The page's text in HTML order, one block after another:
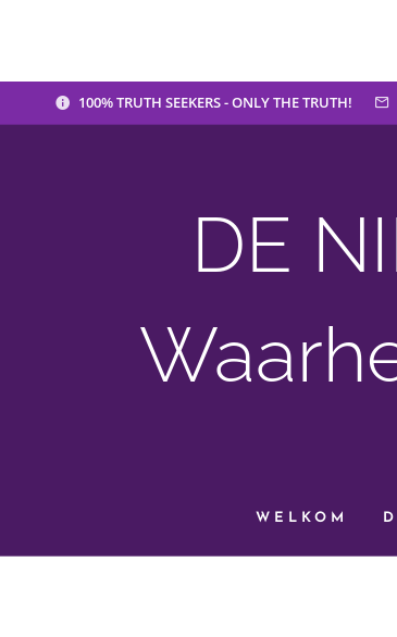
100% TRUTH SEEKERS - ONLY THE TRUTH!
DE
WELKOM